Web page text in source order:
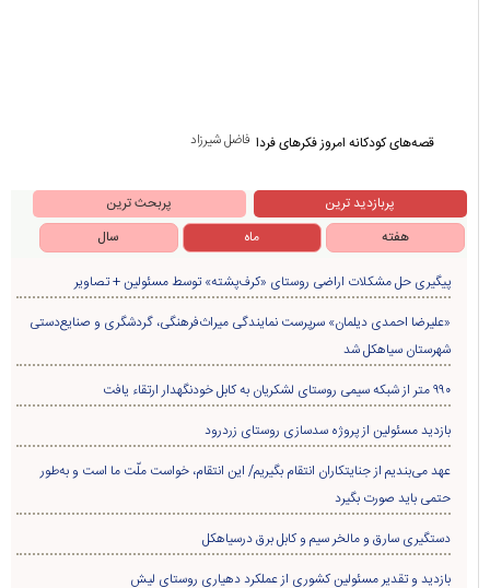
فاضل شیرزاد قصه‌های کودکانه امروز فکرهای فردا
پربازدید ترین
پربحث ترین
هفته
ماه سال
پیگیری حل مشکلات اراضی روستای «کرف‌پشته» توسط مسئولین + تصاویر
«علیرضا احمدی دیلمان» سرپرست نمایندگی میراث‌فرهنگی، گردشگری و صنایع‌دستی
شهرستان سیاهکل شد
۹۹۰ متر از شبکه سیمی روستای لشکریان به کابل خودنگهدار ارتقاء یافت
بازدید مسئولین از پروژه سدسازی روستای زردرود
عهد می‌بندیم از جنایتکاران انتقام بگیریم/ این انتقام، خواست ملّت ما است و به‌طور
حتمی باید صورت بگیرد
دستگیری سارق و مالخر سیم و کابل برق درسیاهکل
بازدید و تقدیر مسئولین کشوری از عملکرد دهیاری روستای لیش